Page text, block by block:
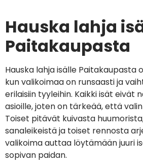
Hauska lahja
Paitakaupasta
Hauska lahja isälle Paitakaupasta
kun valikoimaa on runsaasti ja
erilaisiin tyyleihin. Kaikki isät eivät
asioille, joten on tärkeää, että
Toiset pitävät kuivasta
sanaleikeistä ja toiset rennosta
valikoima auttaa löytämään juuri
sopivan paidan.